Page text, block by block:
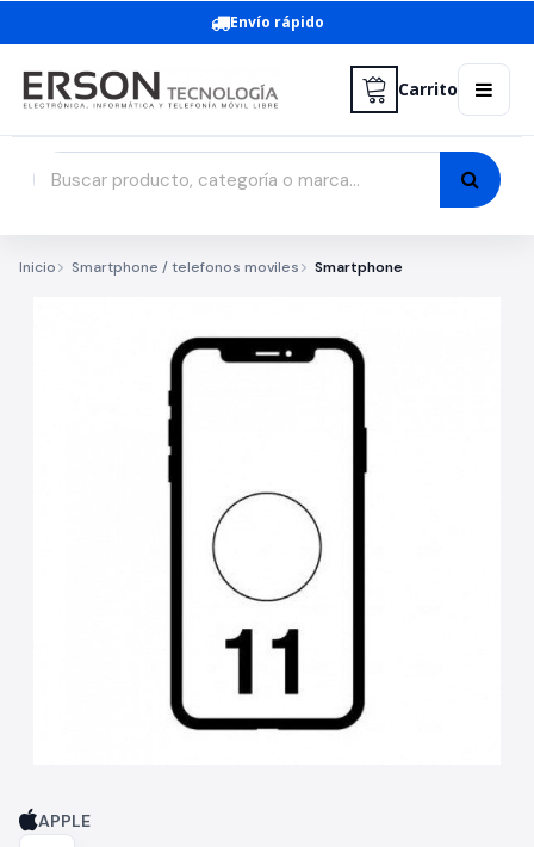
Envío rápido
Carrito
Inicio Smartphone / telefonos moviles Smartphone
APPLE